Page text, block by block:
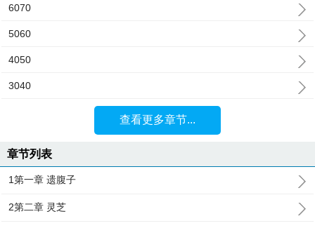
6070
5060
4050
3040
查看更多章节...
章节列表
1第一章 遗腹子
2第二章 灵芝